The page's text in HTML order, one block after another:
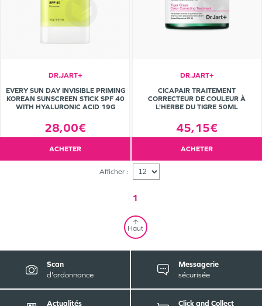
DR.JART+
EVERY SUN DAY INVISIBLE PRIMING
KOREAN SUNSCREEN STICK SPF 40
WITH HYALURONIC ACID 19G
28,00€
ACHETER
DR.JART+
CICAPAIR TRAITEMENT
CORRECTEUR DE COULEUR À
L'HERBE DU TIGRE 50ML
45,15€
ACHETER
Afficher :
1
Haut
Scan
d'ordonnance
Messagerie
sécurisée
Actualités
Click and Collect